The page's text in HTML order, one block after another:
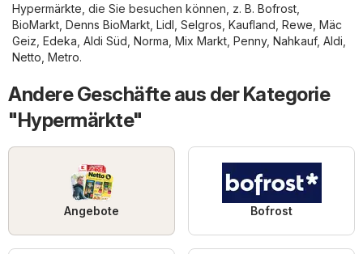
Hypermärkte , die Sie besuchen können, z. B. Bofrost
BioMarkt Denns BioMarkt Lidl Selgros Kaufland Rewe Mäc
Geiz Edeka Aldi Süd Norma Mix Markt Penny, Nahkauf, Aldi
Netto Metro.
Andere Geschäfte aus der Kategorie
"Hypermärkte"
Angebote Bofrost